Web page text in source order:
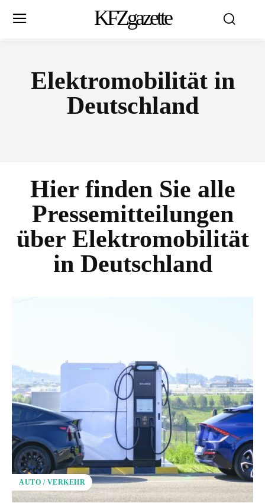
KFZgazette
Elektromobilität in
Deutschland
Hier finden Sie alle
Pressemitteilungen
über Elektromobilität
in Deutschland
AUTO / VERKEHR